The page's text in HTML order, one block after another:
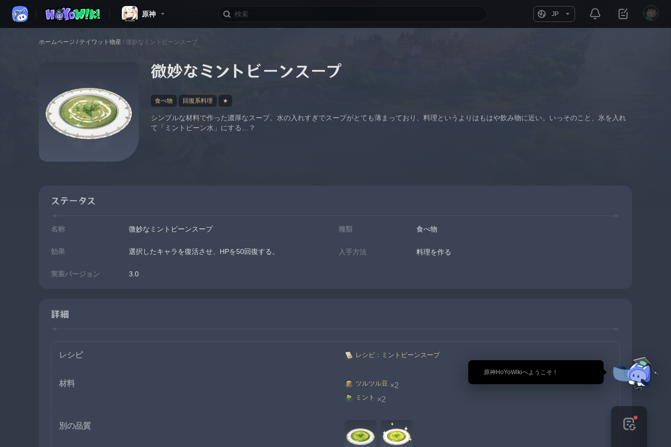
原神 JP
🎉 原神HoYoWikiへようこそ！
ホームページ / テイワット物産 / 微妙なミントビーンスープ
微妙なミントビーンスープ
食べ物 回復系料理 ★
シンプルな材料で作った濃厚なスープ。水の入れすぎでスープがとても薄まっており、料理というよりはもはや飲み物に近い。いっそのこと、氷を入れ
て「ミントビーン水」にする…？
ステータス
名称 微妙なミントビーンスープ 種類 食べ物
効果 選択したキャラを復活させ、HPを50回復する。 入手方法 料理を作る
実装バージョン 3.0
詳細
レシピ レシピ：ミントビーンスープ
材料 ツルツル豆 ×2
ミント ×2
別の品質